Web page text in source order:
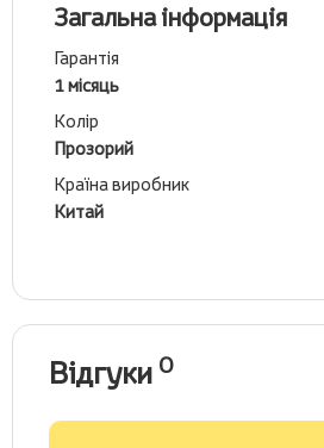
Загальна інформація
Гарантія
1 місяць
Колір
Прозорий
Країна виробник
Китай
Відгуки 0